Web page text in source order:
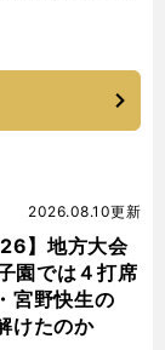
】地方大会
園では４打席
宮野快生の
けたのか
2026.08.10更新